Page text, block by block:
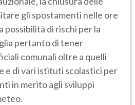
gli spostamenti nelle ore
possibilità di rischi per la
pertanto di tener
comunali oltre a quelli
e di vari istituti scolastici per
in merito agli sviluppi